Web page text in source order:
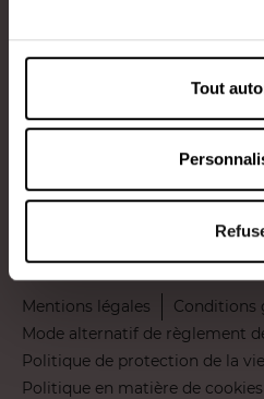
Tout
Contact
Payez en toute sécurité
Mentions légales
Conditions
Mode alternatif de règlement
Politique de protection de la
Politique en matière de cookies